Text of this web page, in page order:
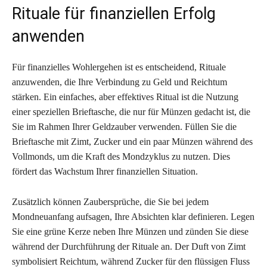
Rituale für finanziellen Erfolg
anwenden
Für finanzielles Wohlergehen ist es entscheidend, Rituale
anzuwenden, die Ihre Verbindung zu Geld und Reichtum
stärken. Ein einfaches, aber effektives Ritual ist die Nutzung
einer speziellen Brieftasche, die nur für Münzen gedacht ist, die
Sie im Rahmen Ihrer Geldzauber verwenden. Füllen Sie die
Brieftasche mit Zimt, Zucker und ein paar Münzen während des
Vollmonds, um die Kraft des Mondzyklus zu nutzen. Dies
fördert das Wachstum Ihrer finanziellen Situation.
Zusätzlich können Zaubersprüche, die Sie bei jedem
Mondneuanfang aufsagen, Ihre Absichten klar definieren. Legen
Sie eine grüne Kerze neben Ihre Münzen und zünden Sie diese
während der Durchführung der Rituale an. Der Duft von Zimt
symbolisiert Reichtum, während Zucker für den flüssigen Fluss